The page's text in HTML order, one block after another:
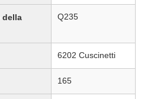
della
Q235
6202 Cuscinetti
165